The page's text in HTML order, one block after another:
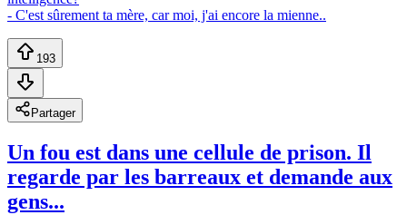
- C'est sûrement ta mère, car moi, j'ai encore la mienne..
193
Partager
Un fou est dans une cellule de prison. Il
regarde par les barreaux et demande aux
gens...